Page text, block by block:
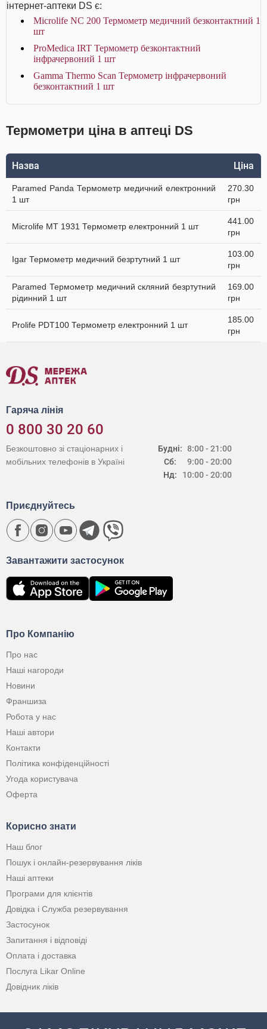
інтернет-аптеки DS є:
Microlife NC 200 Термометр медичний безконтактний 1
шт
ProMedica IRT Термометр безконтактний
інфрачервоний 1 шт
Gamma Thermo Scan Термометр інфрачервоний
безконтактний 1 шт
Термометри ціна в аптеці DS
Назва Ціна
Paramed Panda Термометр медичний електронний
1 шт
270.30
грн
Microlife MT 1931 Термометр електронний 1 шт
441.00
грн
Igar Термометр медичний безртутний 1 шт
103.00
грн
Paramed Термометр медичний скляний безртутний
рідинний 1 шт
169.00
грн
Prolife PDT100 Термометр електронний 1 шт
185.00
грн
Гаряча лінія
0 800 30 20 60
Будні:
Сб:
Нд:
8:00 - 21:00
9:00 - 20:00
10:00 - 20:00
Безкоштовно зі стаціонарних і
мобільних телефонів в Україні
Про Компанію
Про нас
Наші нагороди
Новини
Франшиза
Робота у нас
Наші автори
Контакти
Політика конфіденційності
Угода користувача
Оферта
Корисно знати
Наш блог
Пошук і онлайн-резервування ліків
Наші аптеки
Програми для клієнтів
Довідка і Служба резервування
Застосунок
Запитання і відповіді
Оплата і доставка
Послуга Likar Online
Довідник ліків
Завантажити застосунок
Приєднуйтесь